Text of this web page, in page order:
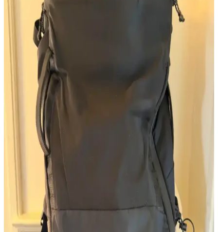
Evcil hayvanların çantalara bıraktığı izler, sadece fiziksel hasar değil,
sahipleriyle olan özel bağların ve anıların bir yansımasıdır. Bu izler,
çantaların kişiselleştirilmesini ve benzersizleşmesini sağlar.
Huckberry X Goruck Çantalarının SCARS
Tarafından Kişiselleştirilmesi ve Dayanıklılık Analizi
Huckberry X Goruck çantalarının SCARS tarafından yapılan
kişiselleştirmeleri, dayanıklılık ve fonksiyonellik açısından kullanıcı
beklentilerini karşılıyor. Ek maliyet ve işçilik tartışmaları sürüyor.
Çanta Aksesuarları: Kişiselleştirme ve Duygusal
İfade Aracı Olarak Detaylar
Çanta aksesuarları, estetik ve işlevselliği birleştirerek kişisel ifadeyi
güçlendirir. Farklı temalar ve malzemelerle çantalar özgünleşir,
kullanıcılar duygusal bağ kurar ve modaya hareket katar.
Kız Bebek Magnet Yazıları: Anlamlı ve Tatlı
Hediyeler İçin İlham Veren Fikirler
Kız bebek magnet yazıları, doğum ve kutlamalarda anlamlı sözler ve
tasarımlarla sevdiklerinize özel anlar yaratır. İlham verici örnekler ve
tasarım ipuçlarıyla magnetlerinizi kişiselleştirin.